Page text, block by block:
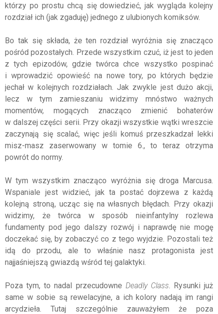
którzy po prostu chcą się dowiedzieć, jak wygląda kolejny
rozdział ich (jak zgaduję) jednego z ulubionych komiksów.
Bo tak się składa, że ten rozdział wyróżnia się znacząco
pośród pozostałych. Przede wszystkim czuć, iż jest to jeden
z tych epizodów, gdzie twórca chce wszystko pospinać
i wprowadzić opowieść na nowe tory, po których będzie
jechał w kolejnych rozdziałach. Jak zwykle jest dużo akcji,
lecz w tym zamieszaniu widzimy mnóstwo ważnych
momentów, mogących znacząco zmienić bohaterów
w dalszej części serii. Przy okazji wszystkie wątki wreszcie
zaczynają się scalać, więc jeśli komuś przeszkadzał lekki
misz-masz zaserwowany w tomie 6., to teraz otrzyma
powrót do normy.
W tym wszystkim znacząco wyróżnia się droga Marcusa.
Wspaniale jest widzieć, jak ta postać dojrzewa z każdą
kolejną stroną, ucząc się na własnych błędach. Przy okazji
widzimy, że twórca w sposób nieinfantylny rozlewa
fundamenty pod jego dalszy rozwój i naprawdę nie mogę
doczekać się, by zobaczyć co z tego wyjdzie. Pozostali też
idą do przodu, ale to właśnie nasz protagonista jest
najjaśniejszą gwiazdą wśród tej galaktyki.
Poza tym, to nadal przecudowne Deadly Class . Rysunki już
same w sobie są rewelacyjne, a ich kolory nadają im rangi
arcydzieła. Tutaj szczególnie zauważyłem że poza